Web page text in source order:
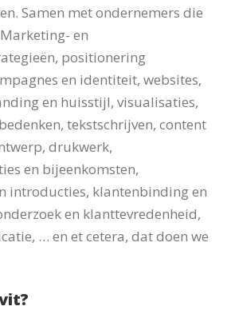
Samen met ondernemers die
en
positionering
en identiteit, websites,
en huisstijl, visualisaties,
tekstschrijven, content
drukwerk,
en bijeenkomsten,
introducties, klantenbinding en
en klanttevredenheid,
… en et cetera, dat doen we